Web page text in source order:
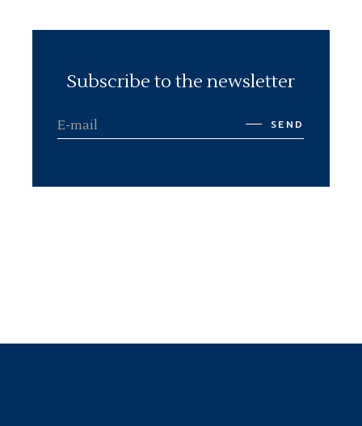
Subscribe to the newsletter
SEND